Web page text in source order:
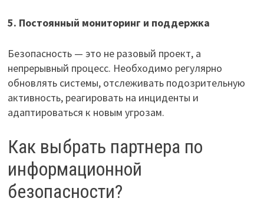
5. Постоянный мониторинг и поддержка
Безопасность — это не разовый проект, а
непрерывный процесс. Необходимо регулярно
обновлять системы, отслеживать подозрительную
активность, реагировать на инциденты и
адаптироваться к новым угрозам.
Как выбрать партнера по
информационной
безопасности?